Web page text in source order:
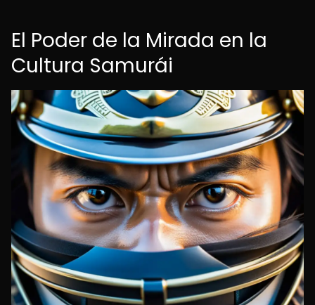
El Poder de la Mirada en la
Cultura Samurái